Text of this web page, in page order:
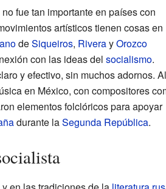
fue tan importante en países con
artísticos tienen cosas en
deSiqueiros, RiverayOrozco
con las ideas del socialismo.
y efectivo, sin muchos adornos.
en México, con compositores
elementos folclóricos para apoyar
durante laSegunda República.